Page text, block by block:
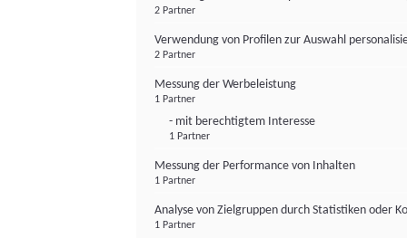
2 Partner
Verwendung von Profilen zur Auswahl
2 Partner
Messung der Werbeleistung
1 Partner
- mit berechtigtem Interesse
1 Partner
Messung der Performance von Inhalten
1 Partner
Analyse von Zielgruppen durch Statistiken oder
1 Partner